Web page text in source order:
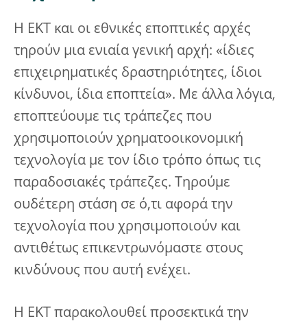
Η ΕΚΤ και οι εθνικές εποπτικές αρχές
τηρούν μια ενιαία γενική αρχή: «ίδιες
επιχειρηματικές δραστηριότητες, ίδιοι
κίνδυνοι, ίδια εποπτεία». Με άλλα λόγια,
εποπτεύουμε τις τράπεζες που
χρησιμοποιούν χρηματοοικονομική
τεχνολογία με τον ίδιο τρόπο όπως τις
παραδοσιακές τράπεζες. Τηρούμε
ουδέτερη στάση σε ό,τι αφορά την
τεχνολογία που χρησιμοποιούν και
αντιθέτως επικεντρωνόμαστε στους
κινδύνους που αυτή ενέχει.
Η ΕΚΤ παρακολουθεί προσεκτικά την